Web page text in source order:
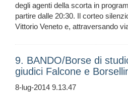
degli agenti della scorta in
partire dalle 20:30. Il corteo
Vittorio Veneto e, attraversando
9. BANDO/Borse di
giudici Falcone e
8-lug-2014 9.13.47